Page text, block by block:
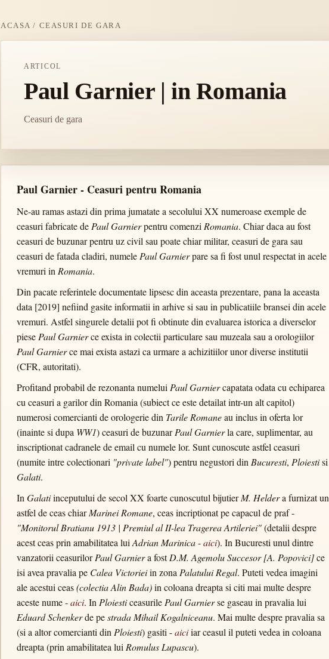
ACASA / CEASURI DE GARA
ARTICOL
Paul Garnier | in Romania
Ceasuri de gara
Paul Garnier - Ceasuri pentru Romania
Ne-au ramas astazi din prima jumatate a secolului XX numeroase exemple de
ceasuri fabricate de Paul Garnierpentru comenzi Romania. Chiar daca au fost
ceasuri de buzunar pentru uz civil sau poate chiar militar, ceasuri de gara sau
ceasuri de fatada cladiri, numele Paul Garnierpare sa fi fost unul respectat in acele
vremuri in Romania.
Din pacate referintele documentate lipsesc din aceasta prezentare, pana la aceasta
data [2019] nefiind gasite informatii in arhive si sau in publicatiile bransei din acele
vremuri. Astfel singurele detalii pot fi obtinute din evaluarea istorica a diverselor
piese Paul Garnierce exista in colectii particulare sau muzeala sau a orologiilor
Paul Garnierce mai exista astazi ca urmare a achizitiilor unor diverse institutii
(CFR, autoritati).
Profitand probabil de rezonanta numelui Paul Garniercapatata odata cu echiparea
cu ceasuri a garilor din Romania (subiect ce este detailat intr-un alt capitol)
numerosi comercianti de orologerie din Tarile Romaneau inclus in oferta lor
(inainte si dupa WW1) ceasuri de buzunarPaul Garnierla care, suplimentar, au
inscriptionat cadranele de email cu numele lor. Sunt cunoscute astfel ceasuri
(numite intre colectionari "private label") pentru negustori din Bucuresti, Ploiestisi
Galati.
In Galatiinceputului de secol XX foarte cunoscutul bijutierM. Heldera furnizat un
astfel de ceas chiarMarinei Romane, ceas incriptionat pe capacul de praf -
"Monitorul Bratianu 1913 | Premiul al II-lea Tragerea Artileriei"(detalii despre
acest ceas prin amabilitatea lui Adrian Marinica-aici). In Bucuresti unul dintre
vanzatorii ceasurilorPaul Garniera fostD.M. Agemolu Succesor [A. Popovici]ce
isi avea pravalia pe Calea Victorieiin zona Palatului Regal. Puteti vedea imagini
ale acestui ceas(colectia Alin Bada)in coloana dreapta si citi mai multe despre
aceste nume -aici. In Ploiesticeasurile Paul Garnierse gaseau in pravalia lui
Eduard Schenkerde pestrada Mihail Kogalniceanu. Mai multe despre pravalia sa
(si a altor comercianti din Ploiesti) gasiti -aiciiar ceasul il puteti vedea in coloana
dreapta (prin amabilitatea lui Romulus Lupascu).